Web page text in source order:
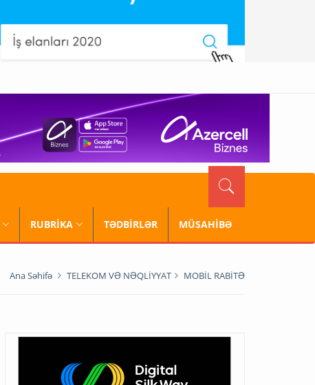
RUBRİKA TƏDBİRLƏR MÜSAHİBƏ
Ana Səhifə TELEKOM VƏ NƏQLİYYAT MOBİL RABİTƏ